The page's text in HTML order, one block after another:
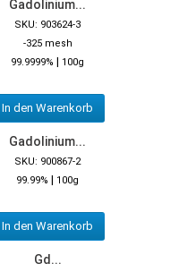
Gadolinium...
SKU: 903624-3
-325 mesh
99.9999% | 100g
In den Warenkorb
Gadolinium...
SKU: 900867-2
99.99% | 100g
In den Warenkorb
Gd...